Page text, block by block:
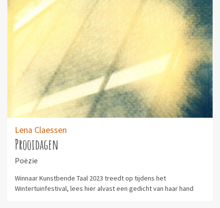
Lena Claessen
Prooidagen
Poëzie
Winnaar Kunstbende Taal 2023 treedt op tijdens het
Wintertuinfestival, lees hier alvast een gedicht van haar hand